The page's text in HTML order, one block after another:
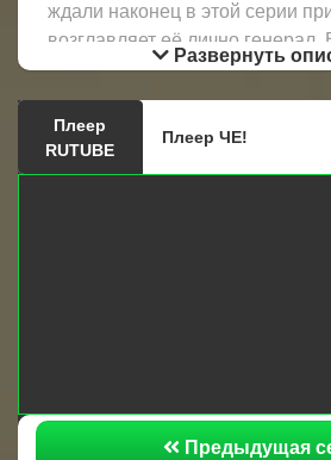
ждали наконец в этой серии
возглавляет её лично генерал.
командование части ждет
оказывается у генерала свое
собственное представление
выглядеть идеальная воинская
ли у парня второй шанс?
Развернуть
Плеер
RUTUBE
Плеер ЧЕ!
Предыдущая